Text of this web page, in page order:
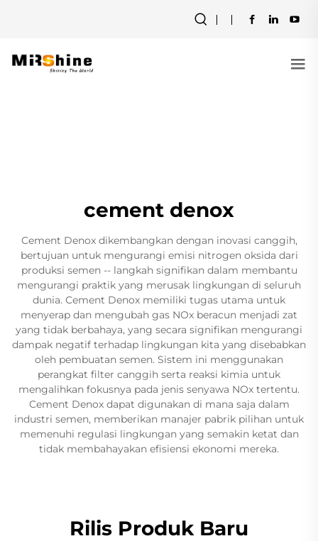
cement denox
Cement Denox dikembangkan dengan inovasi canggih,
bertujuan untuk mengurangi emisi nitrogen oksida dari
produksi semen -- langkah signifikan dalam membantu
mengurangi praktik yang merusak lingkungan di seluruh
dunia. Cement Denox memiliki tugas utama untuk
menyerap dan mengubah gas NOx beracun menjadi zat
yang tidak berbahaya, yang secara signifikan mengurangi
dampak negatif terhadap lingkungan kita yang disebabkan
oleh pembuatan semen. Sistem ini menggunakan
perangkat filter canggih serta reaksi kimia untuk
mengalihkan fokusnya pada jenis senyawa NOx tertentu.
Cement Denox dapat digunakan di mana saja dalam
industri semen, memberikan manajer pabrik pilihan untuk
memenuhi regulasi lingkungan yang semakin ketat dan
tidak membahayakan efisiensi ekonomi mereka.
Rilis Produk Baru